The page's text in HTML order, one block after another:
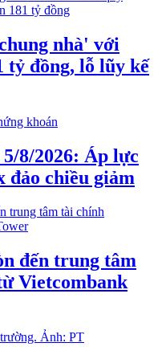
nhà' với
đồng, lỗ lũy kế
8/2026: Áp lực
đảo chiều giảm
đến trung tâm
Vietcombank